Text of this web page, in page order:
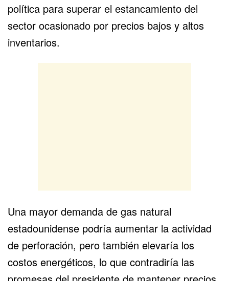
política para superar el estancamiento del
sector ocasionado por precios bajos y altos
inventarios.
Una mayor demanda de gas natural
estadounidense podría aumentar la actividad
de perforación, pero también elevaría los
costos energéticos, lo que contradiría las